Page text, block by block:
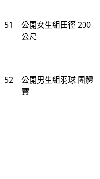
51
公開女生組田徑 200
公尺
52
公開男生組羽球 團體
賽